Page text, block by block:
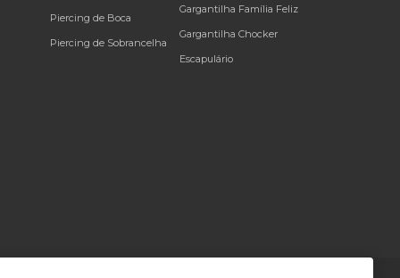
Piercing de Boca
Piercing de Sobrancelha
Gargantilha Família Feliz
Gargantilha Chocker
Escapulário